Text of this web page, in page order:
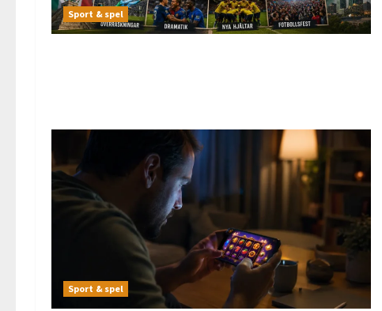
Sport & spel
Sport & spel